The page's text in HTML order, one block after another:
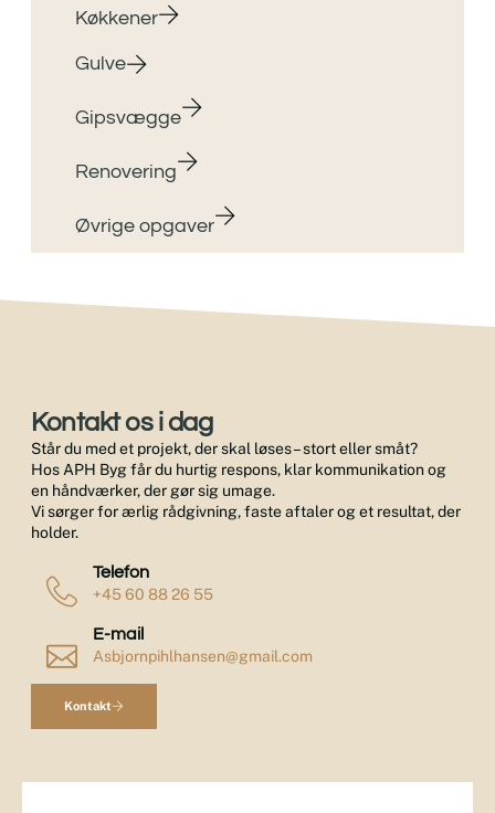
Køkkener
Gulve
Gipsvægge
Renovering
Øvrige opgaver
Kontakt os i dag
Står du med et projekt, der skal løses – stort eller småt?
Hos APH Byg får du hurtig respons, klar kommunikation og
en håndværker, der gør sig umage.
Vi sørger for ærlig rådgivning, faste aftaler og et resultat, der
holder.
Telefon
+45 60 88 26 55
E-mail
Asbjornpihlhansen@gmail.com
Kontakt